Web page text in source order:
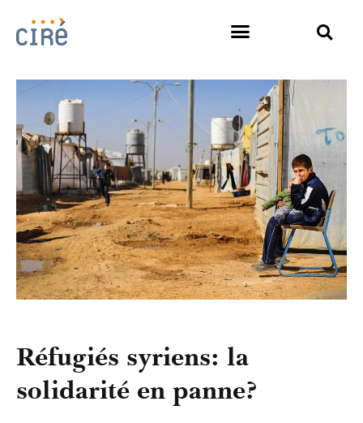
Réfugiés syriens: la
solidarité en panne?